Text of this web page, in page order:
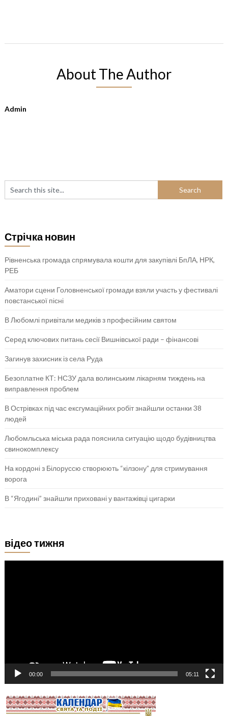
About The Author
Admin
Стрічка новин
Рівненська громада спрямувала кошти для закупівлі БпЛА, НРК,
РЕБ
Аматори сцени Головненської громади взяли участь у фестивалі
повстанської пісні
В Любомлі привітали медиків з професійним святом
Серед ключових питань сесії Вишнівської ради – фінансові
Загинув захисник із села Руда
Безоплатне КТ: НСЗУ дала волинським лікарням тиждень на
виправлення проблем
В Острівках під час ексгумаційних робіт знайшли останки 38
людей
Любомльська міська рада пояснила ситуацію щодо будівництва
свинокомплексу
На кордоні з Білоруссю створюють “кілзону” для стримування
ворога
В “Ягодині” знайшли приховані у вантажівці цигарки
відео тижня
00:00 05:11